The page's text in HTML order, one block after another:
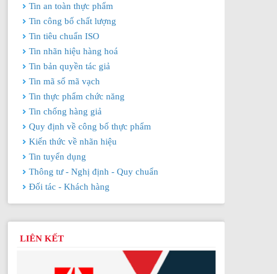
Tin an toàn thực phẩm
Tin công bố chất lượng
Tin tiêu chuẩn ISO
Tin nhãn hiệu hàng hoá
Tin bản quyền tác giả
Tin mã số mã vạch
Tin thực phẩm chức năng
Tin chống hàng giả
Quy định về công bố thực phẩm
Kiến thức về nhãn hiệu
Tin tuyển dụng
Thông tư - Nghị định - Quy chuẩn
Đối tác - Khách hàng
LIÊN KẾT